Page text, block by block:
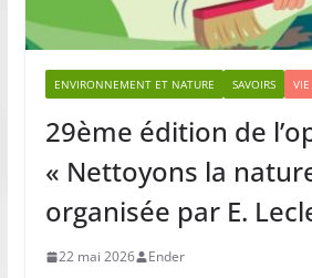
ENVIRONNEMENT ET NATURE SAVOIRS
29ème édition de
« Nettoyons la
organisée par E.
22 mai 2026 Ender